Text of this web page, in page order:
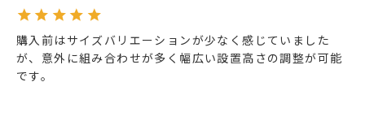
購入前はサイズバリエーションが少なく感じていました
が、意外に組み合わせが多く幅広い設置高さの調整が可能
です。